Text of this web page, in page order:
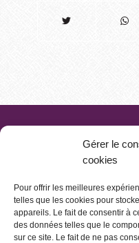
Gérer le
cookies
Pour offrir les meilleures
telles que les cookies pour
appareils. Le fait de consentir à
des données telles que le
sur ce site. Le fait de ne pas